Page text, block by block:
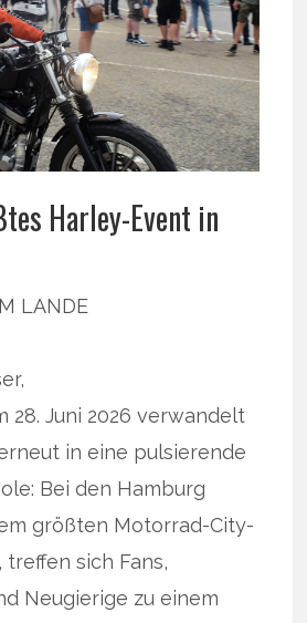
Harley-Event in
LANDE
28. Juni 2026 verwandelt
in eine pulsierende
Bei den Hamburg
größten Motorrad-City-
treffen sich Fans,
Neugierige zu einem